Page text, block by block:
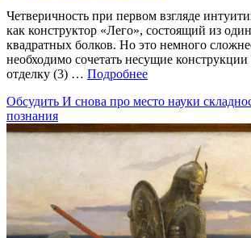
Четверичность при первом взгляде
как конструктор «Лего», состоящий из
квадратных болков. Но это немного
необходимо сочетать несущие
отделку (3) … Подробнее
Обсудить И снова про место науки
познания